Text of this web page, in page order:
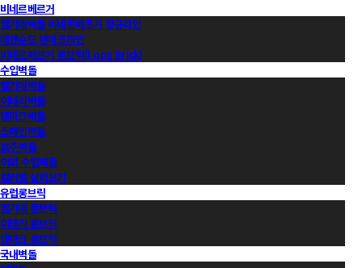
비네르베르거
벨기에벽돌 비네르베르거 정규라인
에겐순드 덴마크라인
비네르베르거 롱브릭(Long Brick)
수입벽돌
벨기에벽돌
이태리벽돌
덴마크벽돌
스페인벽돌
호주벽돌
이외 수입벽돌
컬러별 살펴보기
유럽롱브릭
벨기에 롱브릭
이태리 롱브릭
덴마크 롱브릭
국내벽돌